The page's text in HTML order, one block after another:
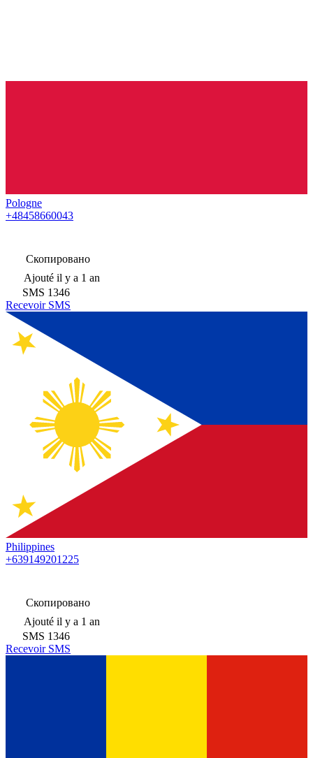
Pologne
+48458660043
Скопировано
Ajouté il y a 1 an
SMS 1346
Recevoir SMS
Philippines
+639149201225
Скопировано
Ajouté il y a 1 an
SMS 1346
Recevoir SMS